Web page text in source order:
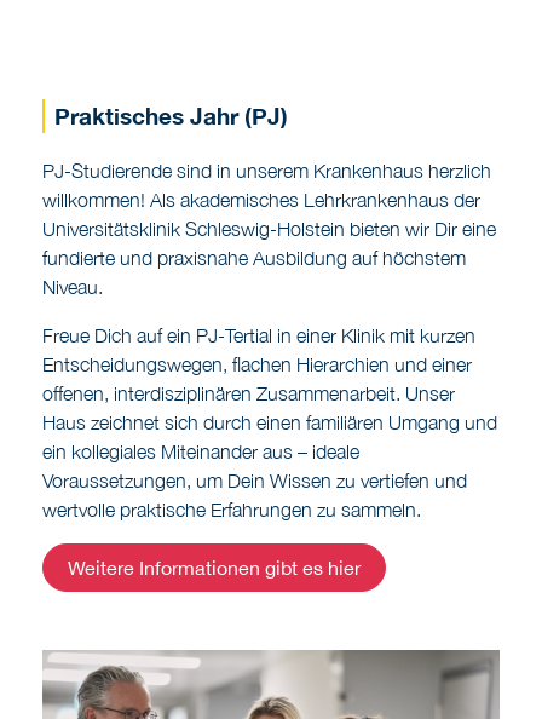
Praktisches Jahr (PJ)
PJ-Studierende sind in unserem Krankenhaus herzlich
willkommen! Als akademisches Lehrkrankenhaus der
Universitätsklinik Schleswig-Holstein bieten wir Dir eine
fundierte und praxisnahe Ausbildung auf höchstem
Niveau.
Freue Dich auf ein PJ-Tertial in einer Klinik mit kurzen
Entscheidungswegen, flachen Hierarchien und einer
offenen, interdisziplinären Zusammenarbeit. Unser
Haus zeichnet sich durch einen familiären Umgang und
ein kollegiales Miteinander aus – ideale
Voraussetzungen, um Dein Wissen zu vertiefen und
wertvolle praktische Erfahrungen zu sammeln.
Weitere Informationen gibt es hier